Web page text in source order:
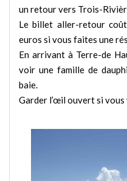
un retour vers Trois-
Le billet aller-retour
euros si vous faites une
En arrivant à Terre-de
voir une famille de
baie.
Garder l’œil ouvert si vous